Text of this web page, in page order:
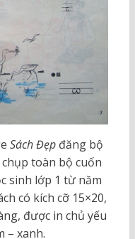
Sách Đẹpđăng bộ
toàn bộ cuốn
sinh lớp 1 từ năm
có kích cỡ 15×20,
được in chủ yếu
– xanh.